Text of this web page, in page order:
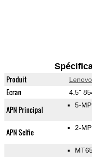
Produit
Ecran 4.5"
APN Principal 5-MP
APN Selfie 2-MP